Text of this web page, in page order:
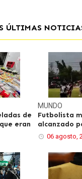
ÚLTIMAS
de
eran
MUNDO
Futbolista
alcanzado
06 agosto,